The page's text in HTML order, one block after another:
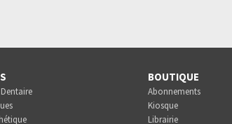
BOUTIQUE
Abonnements
Kiosque
Librairie